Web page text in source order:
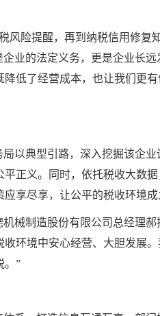
风险提醒，再到纳税信用修复
业的法定义务，更是企业长远
低了经营成本，也让我们更
以典型引路，深入挖掘该企
正义。同时，依托税收大数
享尽享，让公平的税收环境成
械制造股份有限公司总经理
环境中安心经营、大胆发展
。”